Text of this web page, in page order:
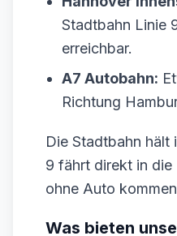
Stadtbahn Linie
erreichbar.
A7 Autobahn:
Richtung
Die Stadtbahn hält
9 fährt direkt in die
ohne Auto
Was bieten